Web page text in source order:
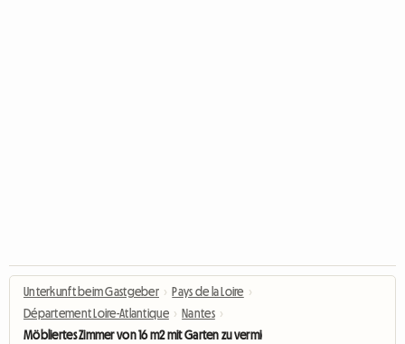
Unterkunft beim Gastgeber › Pays de la Loire ›
Département Loire-Atlantique › Nantes ›
Möbliertes Zimmer von 16 m2 mit Garten zu vermieten